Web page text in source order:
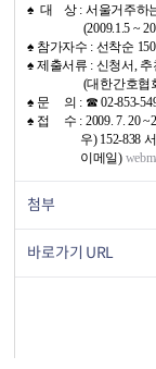
♠ 대 상 : 서울거주하
(2009.1.5 ~
♠ 참가자수 : 선착순
♠ 제출서류 : 신청서,
(대한간호협회 서
♠ 문 의 : ☎ 02-
♠ 접 수 : 2009. 7. 20
우) 152-838 서울
이메일)
첨부
바로가기 URL